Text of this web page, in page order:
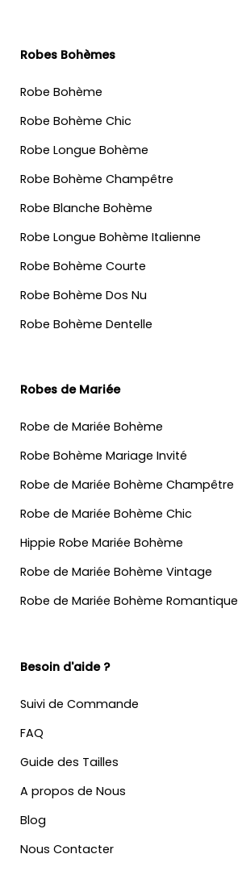
Robes Bohèmes
Robe Bohème
Robe Bohème Chic
Robe Longue Bohème
Robe Bohème Champêtre
Robe Blanche Bohème
Robe Longue Bohème Italienne
Robe Bohème Courte
Robe Bohème Dos Nu
Robe Bohème Dentelle
Robes de Mariée
Robe de Mariée Bohème
Robe Bohème Mariage Invité
Robe de Mariée Bohème Champêtre
Robe de Mariée Bohème Chic
Hippie Robe Mariée Bohème
Robe de Mariée Bohème Vintage
Robe de Mariée Bohème Romantique
Besoin d'aide ?
Suivi de Commande
FAQ
Guide des Tailles
A propos de Nous
Blog
Nous Contacter